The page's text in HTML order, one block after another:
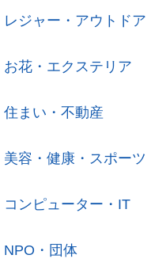
レジャー・アウトドア
お花・エクステリア
住まい・不動産
美容・健康・スポーツ
コンピューター・IT
NPO・団体